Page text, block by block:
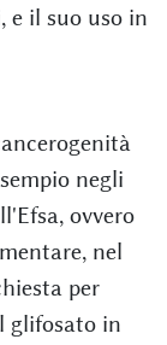
il suo uso in
negli
ovvero
nel
per
glifosato in